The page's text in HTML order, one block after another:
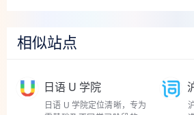
相似站点
日语 U 学院
日语 U 学院定位清晰，专为